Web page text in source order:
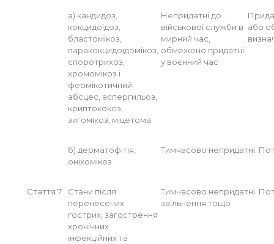
а) кандидоз,
кокцидоїдоз,
бластомікоз,
паракокцидоїдомікоз,
споротрихоз,
хромомікоз і
феомікотичний
абсцес, аспергильоз,
криптококоз,
зигомікоз, міцетома
Непридатні до
військової служби в
мирний час,
обмежено придатні
у воєнний час
або
б) дерматофітія,
оніхомікоз
Тимчасово непридатні.
Стаття 7
Стани після
перенесених
гострих, загострення
хронічних
інфекційних та
Тимчасово непридатні.
звільнення тощо